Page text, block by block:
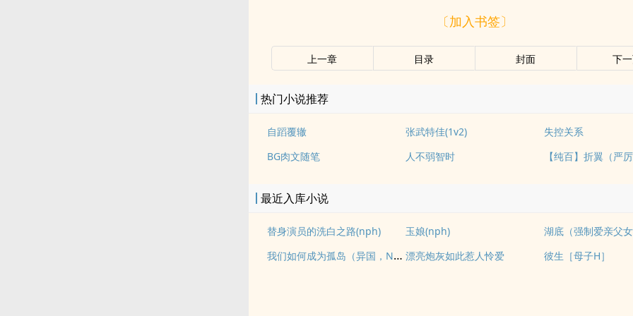
〔加入书签〕
上一章 目录 封面 下
热门小说推荐
自蹈覆辙 张武特佳(1v2)
失控关系
BG肉文随笔
人不弱智时
最近入库小说
替身演员的洗白之路(nph) 玉娘(nph) 湖底（强制爱亲父女
我们如何成为孤岛（异国，NPH） 漂亮炮灰如此惹人怜爱 彼生［母子H］